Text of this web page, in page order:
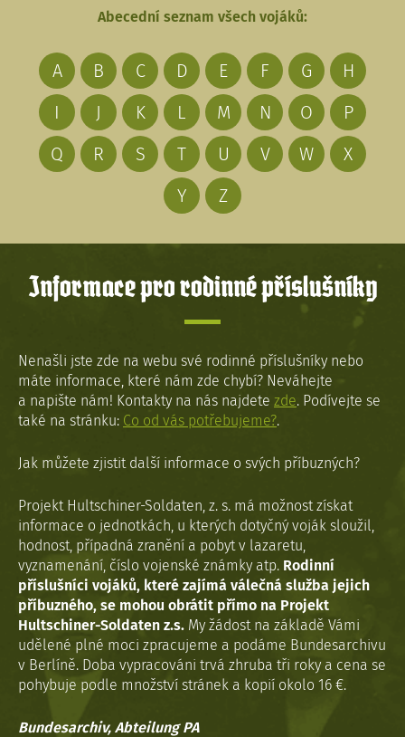
Abecední seznam všech vojáků:
A B C D E F G
H
I
J K L M N O
P
Q
R S T U V W
X
Y
Z
Informace pro rodinné příslušníky
Nenašli jste zde na webu své rodinné příslušníky nebo
máte informace, které nám zde chybí? Neváhejte
a napište nám! Kontakty na nás najdete zde. Podívejte se
také na stránku: Co od vás potřebujeme?.
Jak můžete zjistit další informace o svých příbuzných?
Projekt Hultschiner-Soldaten, z. s. má možnost získat
informace o jednotkách, u kterých dotyčný voják sloužil,
hodnost, případná zranění a pobyt v lazaretu,
vyznamenání, číslo vojenské známky atp. Rodinní
příslušníci vojáků, které zajímá válečná služba jejich
příbuzného, se mohou obrátit přímo na Projekt
Hultschiner-Soldaten z.s. My žádost na základě Vámi
udělené plné moci zpracujeme a podáme Bundesarchivu
v Berlíně. Doba vypracováni trvá zhruba tři roky a cena se
pohybuje podle množství stránek a kopií okolo 16 €.
Bundesarchiv, Abteilung PA